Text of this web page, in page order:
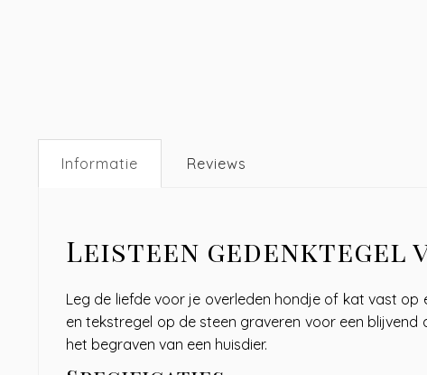
Informatie Reviews
Leisteen gedenktegel
Leg de liefde voor je overleden hondje of kat vast
en tekstregel op de steen graveren voor een
het begraven van een huisdier.